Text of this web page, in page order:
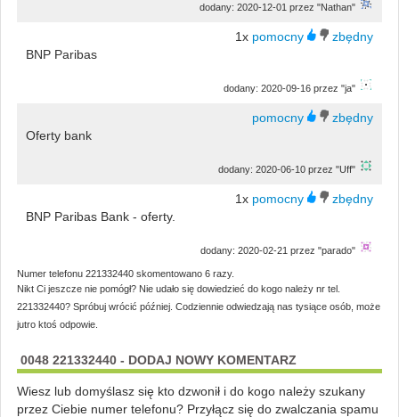
dodany: 2020-12-01 przez "Nathan"
1x
BNP Paribas
dodany: 2020-09-16 przez "ja"
Oferty bank
dodany: 2020-06-10 przez "Uff"
1x
BNP Paribas Bank - oferty.
dodany: 2020-02-21 przez "parado"
Numer telefonu 221332440 skomentowano 6 razy.
Nikt Ci jeszcze nie pomógł? Nie udało się dowiedzieć do kogo należy nr tel.
221332440? Spróbuj wrócić później. Codziennie odwiedzają nas tysiące osób, może
jutro ktoś odpowie.
0048 221332440 - DODAJ NOWY KOMENTARZ
Wiesz lub domyślasz się kto dzwonił i do kogo należy szukany
przez Ciebie numer telefonu? Przyłącz się do zwalczania spamu